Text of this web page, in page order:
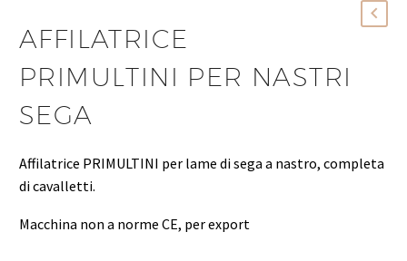
AFFILATRICE
PRIMULTINI PER NASTRI
SEGA
Affilatrice PRIMULTINI per lame di sega a nastro, completa
di cavalletti.
Macchina non a norme CE, per export